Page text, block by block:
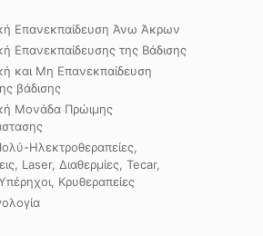
Επανεκπαίδευση Άνω Άκρων
Επανεκπαίδευσης της Βάδισης
και Μη Επανεκπαίδευση
βάδισης
Μονάδα Πρώιμης
Ηλεκτροθεραπείες,
Laser, Διαθερμίες, Tecar,
Κρυθεραπείες